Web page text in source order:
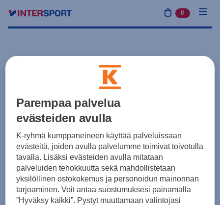
0 tuotetta
Parempaa palvelua
evästeiden avulla
K-ryhmä kumppaneineen käyttää palveluissaan
evästeitä, joiden avulla palvelumme toimivat toivotulla
tavalla. Lisäksi evästeiden avulla mitataan
palveluiden tehokkuutta sekä mahdollistetaan
yksilöllinen ostokokemus ja personoidun mainonnan
tarjoaminen. Voit antaa suostumuksesi painamalla
”Hyväksy kaikki”. Pystyt muuttamaan valintojasi